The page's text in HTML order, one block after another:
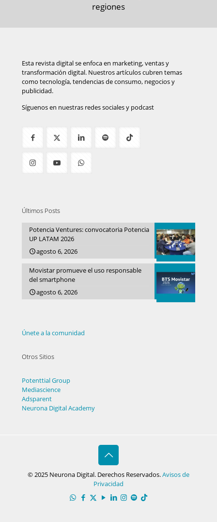
regiones
Esta revista digital se enfoca en marketing, ventas y
transformación digital. Nuestros artículos cubren temas
como tecnología, tendencias de consumo, negocios y
publicidad.
Síguenos en nuestras redes sociales y podcast
Últimos Posts
Potencia Ventures: convocatoria Potencia
UP LATAM 2026
agosto 6, 2026
Movistar promueve el uso responsable
del smartphone
agosto 6, 2026
Únete a la comunidad
Otros Sitios
Potenttial Group
Mediascience
Adsparent
Neurona Digital Academy
© 2025 Neurona Digital. Derechos Reservados.Avisos de
Privacidad